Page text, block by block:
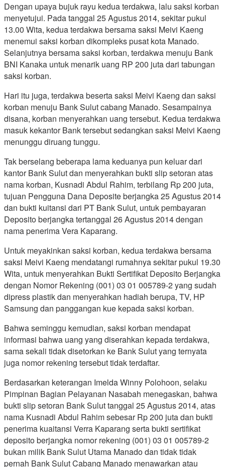
Dengan upaya bujuk rayu kedua terdakwa, lalu saksi korban
menyetujui. Pada tanggal 25 Agustus 2014, sekitar pukul
13.00 Wita, kedua terdakwa bersama saksi Meivi Kaeng
menemui saksi korban dikompleks pusat kota Manado.
Selanjutnya bersama saksi korban, terdakwa menuju Bank
BNI Kanaka untuk menarik uang RP 200 juta dari tabungan
saksi korban.
Hari itu juga, terdakwa beserta saksi Meivi Kaeng dan saksi
korban menuju Bank Sulut cabang Manado. Sesampainya
disana, korban menyerahkan uang tersebut. Kedua terdakwa
masuk kekantor Bank tersebut sedangkan saksi Meivi Kaeng
menunggu diruang tunggu.
Tak berselang beberapa lama keduanya pun keluar dari
kantor Bank Sulut dan menyerahkan bukti slip setoran atas
nama korban, Kusnadi Abdul Rahim, terbilang Rp 200 juta,
tujuan Pengguna Dana Deposite berjangka 25 Agustus 2014
dan bukti kuitansi dari PT Bank Sulut, untuk pembayaran
Deposito berjangka tertanggal 26 Agustus 2014 dengan
nama penerima Vera Kaparang.
Untuk meyakinkan saksi korban, kedua terdakwa bersama
saksi Meivi Kaeng mendatangi rumahnya sekitar pukul 19.30
Wita, untuk menyerahkan Bukti Sertifikat Deposito Berjangka
dengan Nomor Rekening (001) 03 01 005789-2 yang sudah
dipress plastik dan menyerahkan hadiah berupa, TV, HP
Samsung dan panggangan kue kepada saksi korban.
Bahwa seminggu kemudian, saksi korban mendapat
informasi bahwa uang yang diserahkan kepada terdakwa,
sama sekali tidak disetorkan ke Bank Sulut yang ternyata
juga nomor rekening tersebut tidak terdaftar.
Berdasarkan keterangan Imelda Winny Polohoon, selaku
Pimpinan Bagian Pelayanan Nasabah menegaskan, bahwa
bukti slip setoran Bank Sulut tanggal 25 Agustus 2014, atas
nama Kusnadi Abdul Rahim sebesar Rp 200 juta dan bukti
penerima kuaitansi Verra Kaparang serta bukti sertifikat
deposito berjangka nomor rekening (001) 03 01 005789-2
bukan milik Bank Sulut Utama Manado dan tidak tidak
pernah Bank Sulut Cabang Manado menawarkan atau